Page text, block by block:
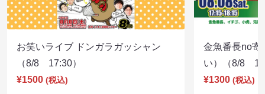
お笑いライブ ドンガラガッシャン
（8/8 17:30）
¥1500 (税込)
金魚番長no寄
い）（8/8
¥1300 (税込)